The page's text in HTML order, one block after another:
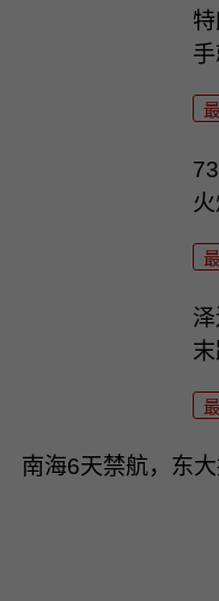
末
南海6天禁航，东大